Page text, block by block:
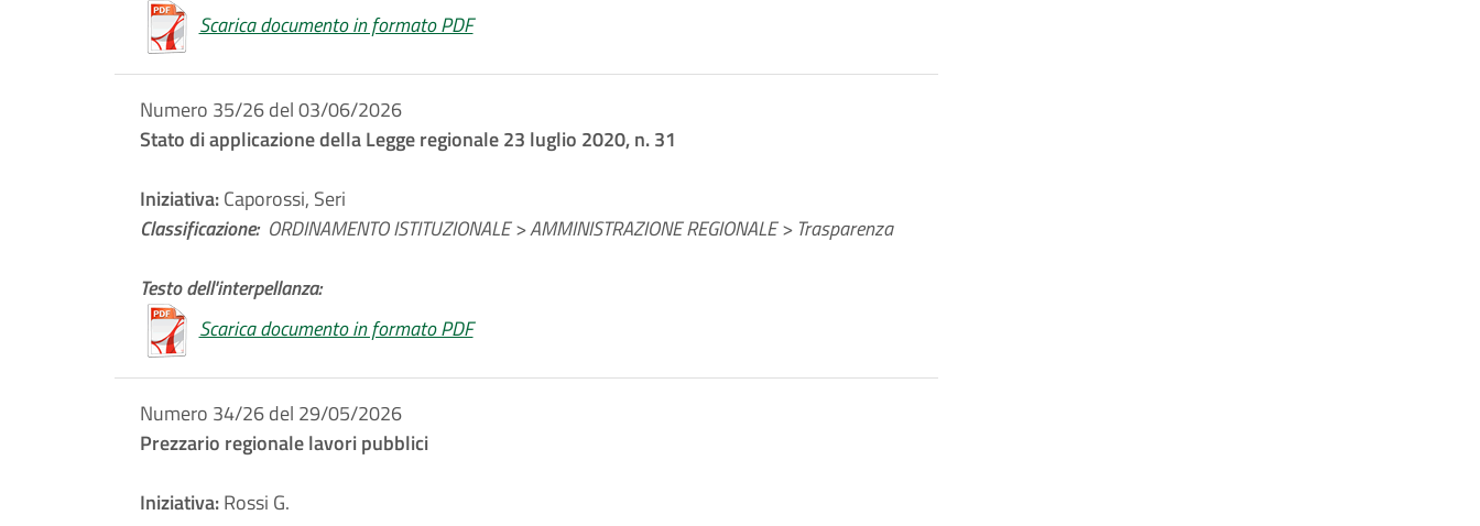
Scarica documento in formato PDF
Numero 35/26 del 03/06/2026
Stato di applicazione della Legge regionale 23 luglio 2020, n. 31
Iniziativa:Caporossi, Seri
Classificazione: ORDINAMENTO ISTITUZIONALE > AMMINISTRAZIONE REGIONALE > Trasparenza
Testo dell'interpellanza:
Scarica documento in formato PDF
Numero 34/26 del 29/05/2026
Prezzario regionale lavori pubblici
Iniziativa:Rossi G.